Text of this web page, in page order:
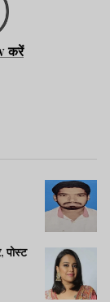
करें
पोस्ट